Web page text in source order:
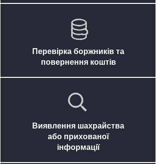
Перевірка боржників та
повернення коштів
Виявлення шахрайства
або прихованої
інформації